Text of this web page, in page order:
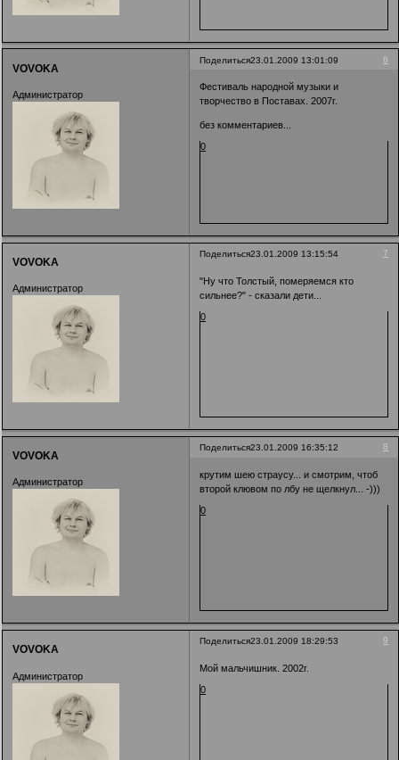
Поделиться 6
23.01.2009 13:01:09
VOVOKA
Администратор
Фестиваль народной музыки и
творчество в Поставах. 2007г.
без комментариев...
0
Поделиться 7
23.01.2009 13:15:54
VOVOKA
Администратор
"Ну что Толстый, померяемся кто
сильнее?" - сказали дети...
0
Поделиться 8
23.01.2009 16:35:12
VOVOKA
Администратор
крутим шею страусу... и смотрим, чтоб
второй клювом по лбу не щелкнул... -)))
0
Поделиться 9
23.01.2009 18:29:53
VOVOKA
Администратор
Мой мальчишник. 2002г.
0